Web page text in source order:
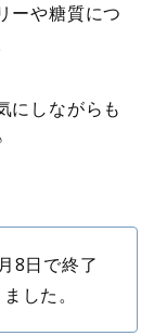
ーや糖質につ
にしながらも
8日で終了
した。